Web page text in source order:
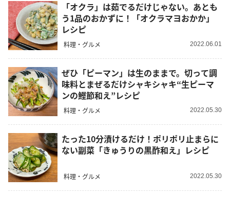
「オクラ」は茹でるだけじゃない。あとも
う1品のおかずに！「オクラマヨおかか」
レシピ
料理・グルメ 2022.06.01
ぜひ「ピーマン」は生のままで。切って調
味料とまぜるだけシャキシャキ“生ピーマ
ンの鰹節和え”レシピ
料理・グルメ 2022.05.30
たった10分漬けるだけ！ポリポリ止まらに
ない副菜「きゅうりの黒酢和え」レシピ
料理・グルメ 2022.05.30